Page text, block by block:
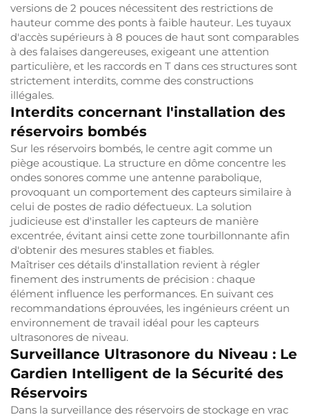
versions de 2 pouces nécessitent des restrictions de
hauteur comme des ponts à faible hauteur. Les tuyaux
d'accès supérieurs à 8 pouces de haut sont comparables
à des falaises dangereuses, exigeant une attention
particulière, et les raccords en T dans ces structures sont
strictement interdits, comme des constructions
illégales.
Interdits concernant l'installation des
réservoirs bombés
Sur les réservoirs bombés, le centre agit comme un
piège acoustique. La structure en dôme concentre les
ondes sonores comme une antenne parabolique,
provoquant un comportement des capteurs similaire à
celui de postes de radio défectueux. La solution
judicieuse est d'installer les capteurs de manière
excentrée, évitant ainsi cette zone tourbillonnante afin
d'obtenir des mesures stables et fiables.
Maîtriser ces détails d'installation revient à régler
finement des instruments de précision : chaque
élément influence les performances. En suivant ces
recommandations éprouvées, les ingénieurs créent un
environnement de travail idéal pour les capteurs
ultrasonores de niveau.
Surveillance Ultrasonore du Niveau : Le
Gardien Intelligent de la Sécurité des
Réservoirs
Dans la surveillance des réservoirs de stockage en vrac